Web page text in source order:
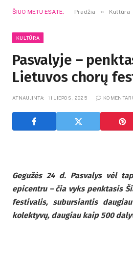
ŠIUO METU ESATE: Pradžia » Kultūra
KULTŪRA
Pasvalyje –
Lietuvos chorų
ATNAUJINTA: 11 LIEPOS, 2025
Gegužės 24 d. Pasvalys vėl
epicentru – čia vyks penktasis
festivalis, subursiantis
kolektyvų, daugiau kaip 500